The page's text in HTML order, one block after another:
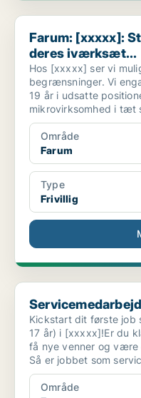
Farum: [xxxxx]: Støt
Farum: [xxxxx]:
deres iværksæt...
Hos [xxxxx] ser vi
begrænsninger. Vi
19 år i udsatte
mikrovirksomhed i tæt
Område
Farum
Type
Frivillig
Servicemedarbejder
Kickstart dit første job
17 år) i [xxxxx]!Er du
få nye venner og
Så er jobbet som
Område